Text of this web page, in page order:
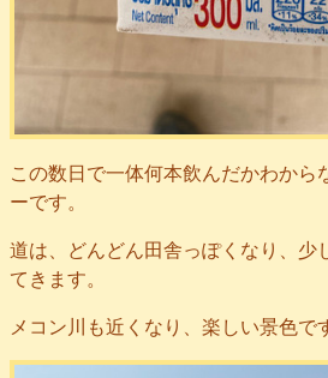
この数日で一体何本飲んだかわから
ーです。
道は、どんどん田舎っぽくなり、少
てきます。
メコン川も近くなり、楽しい景色で